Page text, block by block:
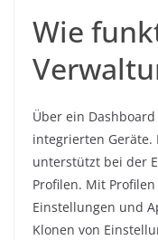
Wie
Über ein
integrierten Geräte.
unterstützt bei der
Profilen. Mit
Einstellungen und
Klonen von